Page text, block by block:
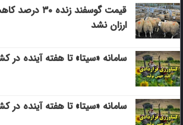
قیمت گوسفند
ارزان نشد
سامانه «سیتا» تا هفته آینده در
سامانه «سیتا» تا هفته آینده در